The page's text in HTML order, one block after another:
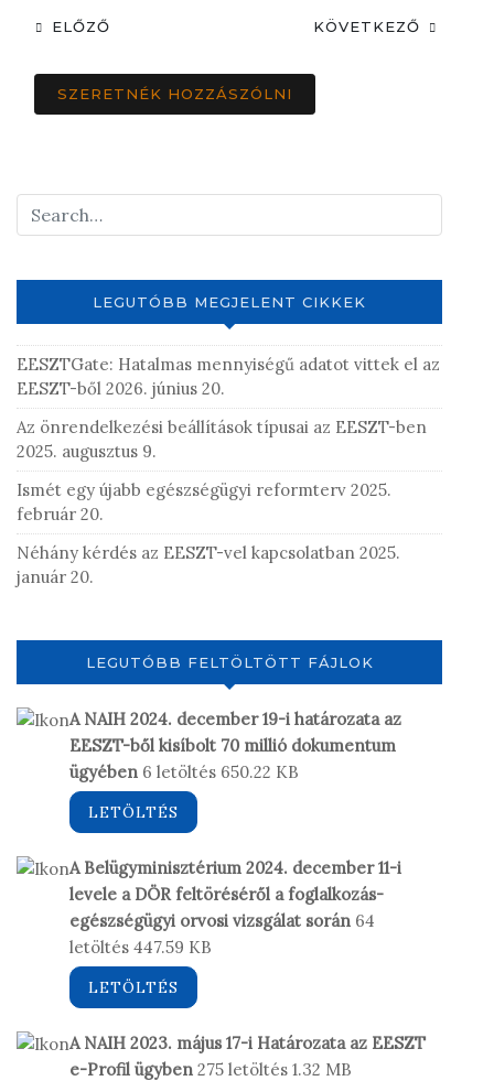
ELŐZŐ KÖVETKEZŐ
SZERETNÉK HOZZÁSZÓLNI
LEGUTÓBB MEGJELENT CIKKEK
EESZTGate: Hatalmas mennyiségű adatot vittek el az
EESZT-ből 2026. június 20.
Az önrendelkezési beállítások típusai az EESZT-ben
2025. augusztus 9.
Ismét egy újabb egészségügyi reformterv 2025.
február 20.
Néhány kérdés az EESZT-vel kapcsolatban 2025.
január 20.
LEGUTÓBB FELTÖLTÖTT FÁJLOK
A NAIH 2024. december 19-i határozata az
EESZT-ből kisíbolt 70 millió dokumentum
ügyében 6 letöltés 650.22 KB
LETÖLTÉS
A Belügyminisztérium 2024. december 11-i
levele a DÖR feltöréséről a foglalkozás-
egészségügyi orvosi vizsgálat során 64
letöltés 447.59 KB
LETÖLTÉS
A NAIH 2023. május 17-i Határozata az EESZT
e-Profil ügyben 275 letöltés 1.32 MB